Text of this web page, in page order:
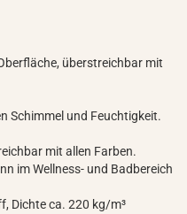
überstreichbar mit
Schimmel und Feuchtigkeit.
mit allen Farben.
im Wellness- und Badbereich
Dichte ca. 220 kg/m³